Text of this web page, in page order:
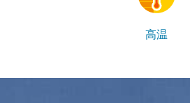
高温